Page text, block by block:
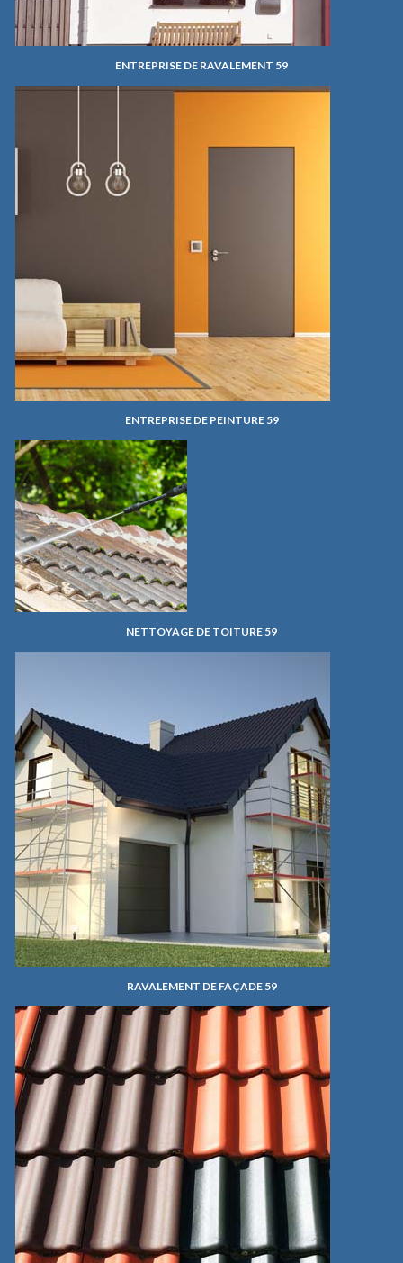
ENTREPRISE DE RAVALEMENT 59
ENTREPRISE DE PEINTURE 59
NETTOYAGE DE TOITURE 59
RAVALEMENT DE FAÇADE 59